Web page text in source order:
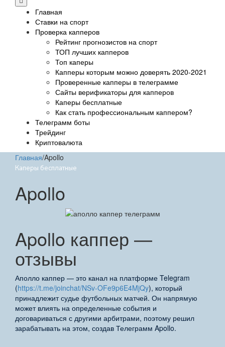
Главная
Ставки на спорт
Проверка капперов
Рейтинг прогнозистов на спорт
ТОП лучших капперов
Топ каперы
Капперы которым можно доверять 2020-2021
Проверенные капперы в телеграмме
Сайты верификаторы для капперов
Каперы бесплатные
Как стать профессиональным каппером?
Телеграмм боты
Трейдинг
Криптовалюта
Главная/Apollo
Каперы бесплатные
Apollo
Apollo каппер —
отзывы
Аполло каппер — это канал на платформе Telegram
(https://t.me/joinchat/NSv-OFe9p6E4MjQy), который
принадлежит судье футбольных матчей. Он напрямую
может влиять на определенные события и
договариваться с другими арбитрами, поэтому решил
зарабатывать на этом, создав Телеграмм Apollo.